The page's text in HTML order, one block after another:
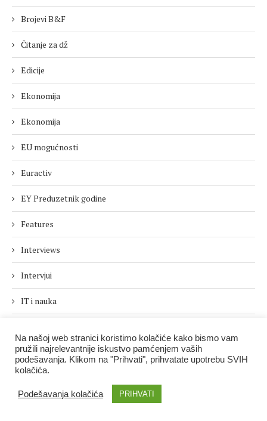
Brojevi B&F
Čitanje za dž
Edicije
Ekonomija
Ekonomija
EU mogućnosti
Euractiv
EY Preduzetnik godine
Features
Interviews
Intervjui
IT i nauka
Kultura
Na našoj web stranici koristimo kolačiće kako bismo vam
pružili najrelevantnije iskustvo pamćenjem vaših
podešavanja. Klikom na "Prihvati", prihvatate upotrebu SVIH
kolačića.
Podešavanja kolačića PRIHVATI